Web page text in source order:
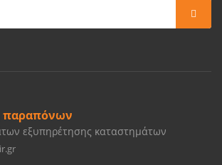
παραπόνων
εξυπηρέτησης καταστημάτων